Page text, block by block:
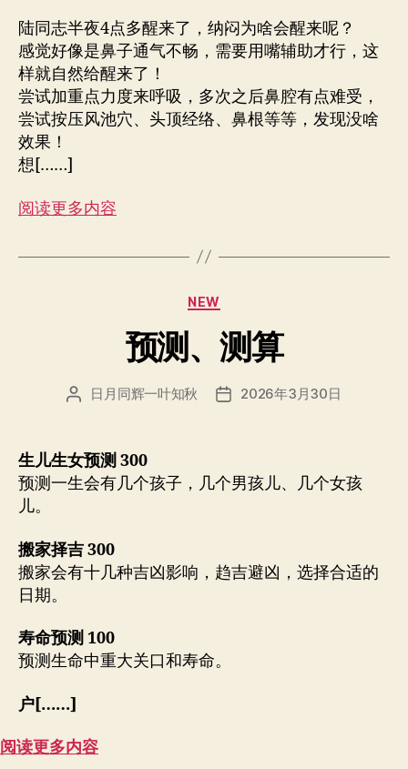
者
期
陆同志半夜4点多醒来了，纳闷为啥会醒来呢？
感觉好像是鼻子通气不畅，需要用嘴辅助才行，这
样就自然给醒来了！
尝试加重点力度来呼吸，多次之后鼻腔有点难受，
尝试按压风池穴、头顶经络、鼻根等等，发现没啥
效果！
想[……]
阅读更多内容
分
NEW
预测、测算
文
者
日月同辉一叶知秋
发 2026年3月30日
生儿生女预测 300
预测一生会有几个孩子，几个男孩儿、几个女孩
儿。
搬家择吉 300
搬家会有十几种吉凶影响，趋吉避凶，选择合适的
日期。
寿命预测 100
预测生命中重大关口和寿命。
户[……]
阅读更多内容